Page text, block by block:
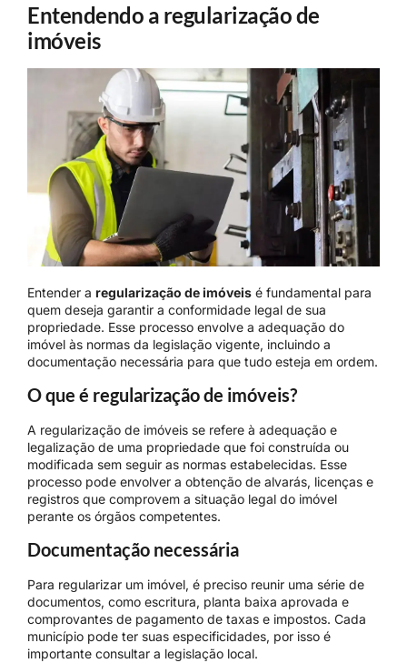
Entendendo a regularização de
imóveis
Entender a regularização de imóveis é fundamental para
quem deseja garantir a conformidade legal de sua
propriedade. Esse processo envolve a adequação do
imóvel às normas da legislação vigente, incluindo a
documentação necessária para que tudo esteja em ordem.
O que é regularização de imóveis?
A regularização de imóveis se refere à adequação e
legalização de uma propriedade que foi construída ou
modificada sem seguir as normas estabelecidas. Esse
processo pode envolver a obtenção de alvarás, licenças e
registros que comprovem a situação legal do imóvel
perante os órgãos competentes.
Documentação necessária
Para regularizar um imóvel, é preciso reunir uma série de
documentos, como escritura, planta baixa aprovada e
comprovantes de pagamento de taxas e impostos. Cada
município pode ter suas especificidades, por isso é
importante consultar a legislação local.